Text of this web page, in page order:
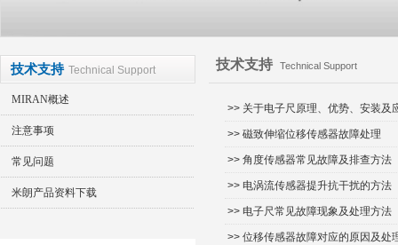
米朗科技参加第三十六届上海雅式国际橡塑展 2024-5-20
技术支持 Technical Support
MIRAN概述
注意事项
常见问题
米朗产品资料下载
技术支持 Technical Support
>> 关于电子尺原理、优势、安装及
>> 磁致伸缩位移传感器故障处理
>> 角度传感器常见故障及排查方法
>> 电涡流传感器提升抗干扰的方法
>> 电子尺常见故障现象及处理方法
>> 位移传感器故障对应的原因及处